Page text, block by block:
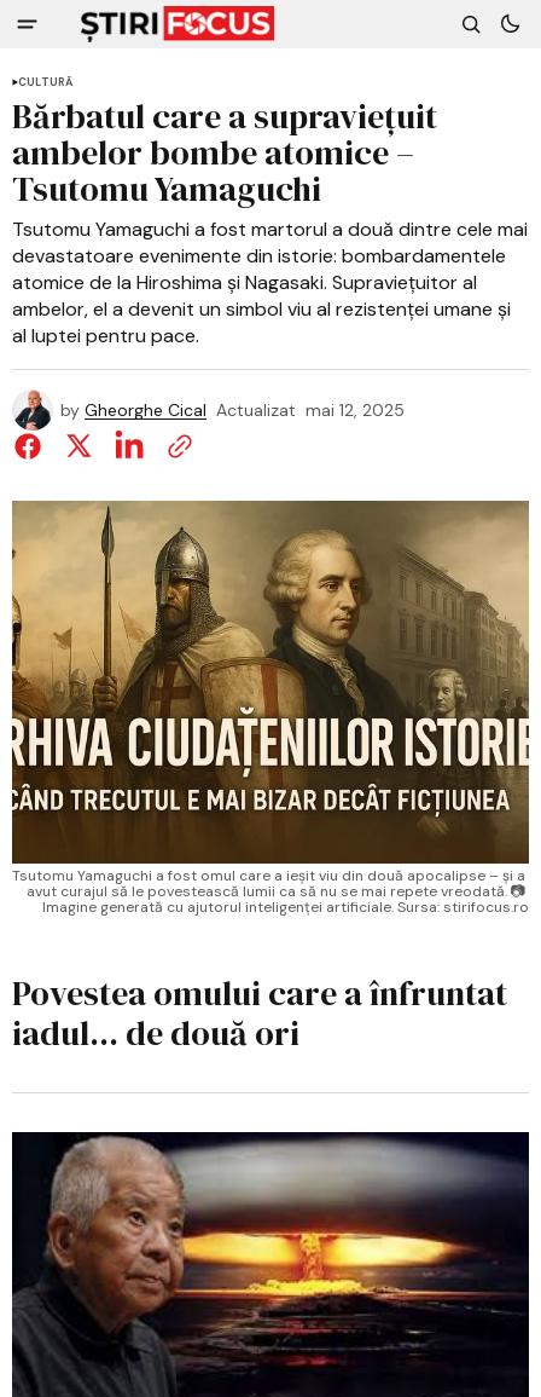
CULTURĂ
Bărbatul care a supraviețuit
ambelor bombe atomice –
Tsutomu Yamaguchi
Tsutomu Yamaguchi a fost martorul a două dintre cele mai
devastatoare evenimente din istorie: bombardamentele
atomice de la Hiroshima și Nagasaki. Supraviețuitor al
ambelor, el a devenit un simbol viu al rezistenței umane și
al luptei pentru pace.
by Gheorghe Cical Actualizat mai 12, 2025
Tsutomu Yamaguchi a fost omul care a ieșit viu din două apocalipse – și a
avut curajul să le povestească lumii ca să nu se mai repete vreodată. 📷
Imagine generată cu ajutorul inteligenței artificiale. Sursa: stirifocus.ro
Povestea omului care a înfruntat
iadul... de două ori